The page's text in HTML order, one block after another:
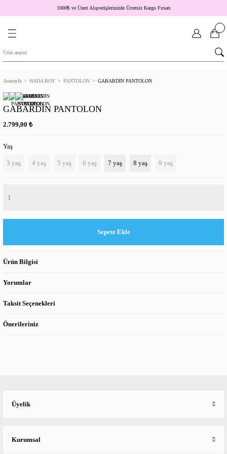
1000₺ve Üzeri Alışverişlerinizde Ücretsiz Kargo Fırsatı
Anasayfa HADA BOY PANTOLON GABARDİN PANTOLON
GABARDİN PANTOLON
2.799,00 ₺
Yaş
3 yaş 4 yaş 5 yaş 6 yaş 7 yaş 8 yaş 9 yaş
Sepete Ekle
Ürün Bilgisi
Yorumlar
Taksit Seçenekleri
Önerileriniz
Üyelik
Kurumsal